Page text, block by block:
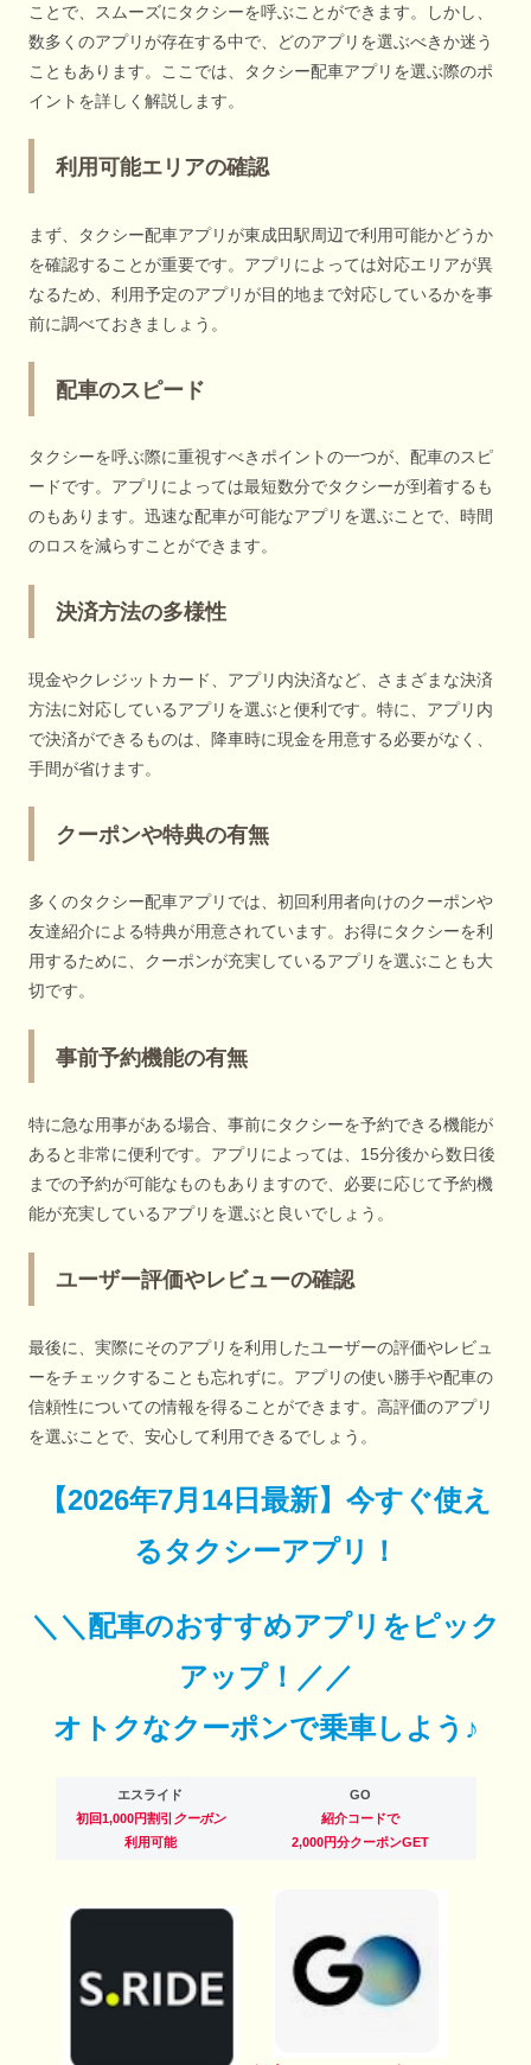
ことで、スムーズにタクシーを呼ぶことができます。しかし、
数多くのアプリが存在する中で、どのアプリを選ぶべきか迷う
こともあります。ここでは、タクシー配車アプリを選ぶ際のポ
イントを詳しく解説します。
利用可能エリアの確認
まず、タクシー配車アプリが東成田駅周辺で利用可能かどうか
を確認することが重要です。アプリによっては対応エリアが異
なるため、利用予定のアプリが目的地まで対応しているかを事
前に調べておきましょう。
配車のスピード
タクシーを呼ぶ際に重視すべきポイントの一つが、配車のスピ
ードです。アプリによっては最短数分でタクシーが到着するも
のもあります。迅速な配車が可能なアプリを選ぶことで、時間
のロスを減らすことができます。
決済方法の多様性
現金やクレジットカード、アプリ内決済など、さまざまな決済
方法に対応しているアプリを選ぶと便利です。特に、アプリ内
で決済ができるものは、降車時に現金を用意する必要がなく、
手間が省けます。
クーポンや特典の有無
多くのタクシー配車アプリでは、初回利用者向けのクーポンや
友達紹介による特典が用意されています。お得にタクシーを利
用するために、クーポンが充実しているアプリを選ぶことも大
切です。
事前予約機能の有無
特に急な用事がある場合、事前にタクシーを予約できる機能が
あると非常に便利です。アプリによっては、15分後から数日後
までの予約が可能なものもありますので、必要に応じて予約機
能が充実しているアプリを選ぶと良いでしょう。
ユーザー評価やレビューの確認
最後に、実際にそのアプリを利用したユーザーの評価やレビュ
ーをチェックすることも忘れずに。アプリの使い勝手や配車の
信頼性についての情報を得ることができます。高評価のアプリ
を選ぶことで、安心して利用できるでしょう。
【2026年7月14日最新】 今すぐ使え
るタクシーアプリ！
＼＼配車のおすすめアプリをピック
アップ！／／
オトクなクーポンで乗車しよう♪
エスライド
初回1,000円割引 クーポン
利用可能
GO
紹介コードで
2,000円分クーポンGET